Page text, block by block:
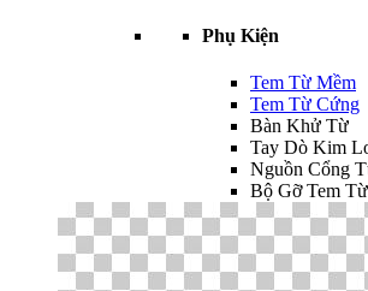
Phụ Kiện
Tem Từ Mềm
Tem Từ Cứng
Bàn Khử Từ
Tay Dò Kim
Nguồn Cổng
Bộ Gỡ Tem Từ